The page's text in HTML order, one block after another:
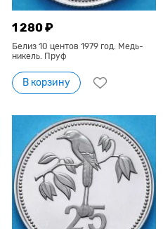
1 280 ₽
Белиз 10 центов 1979 год. Медь-
никель. Пруф
В корзину